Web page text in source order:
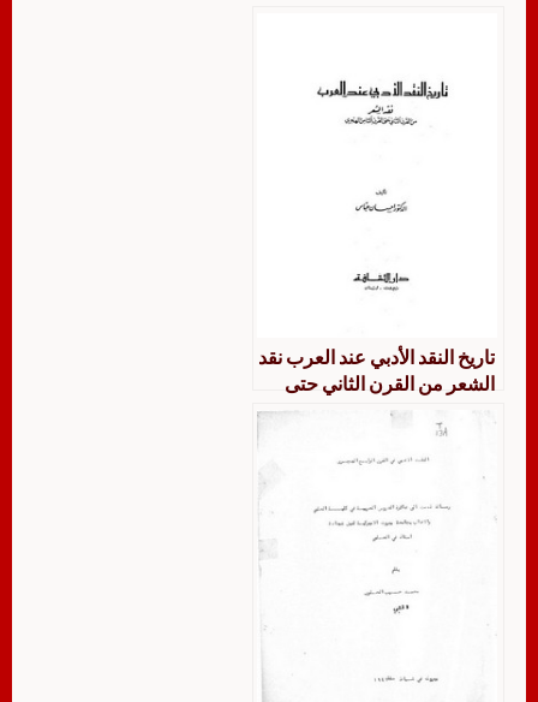
تاريخ النقد الأدبي عند العرب نقد
الشعر من القرن الثاني حتى
القرن الثامن الهجري